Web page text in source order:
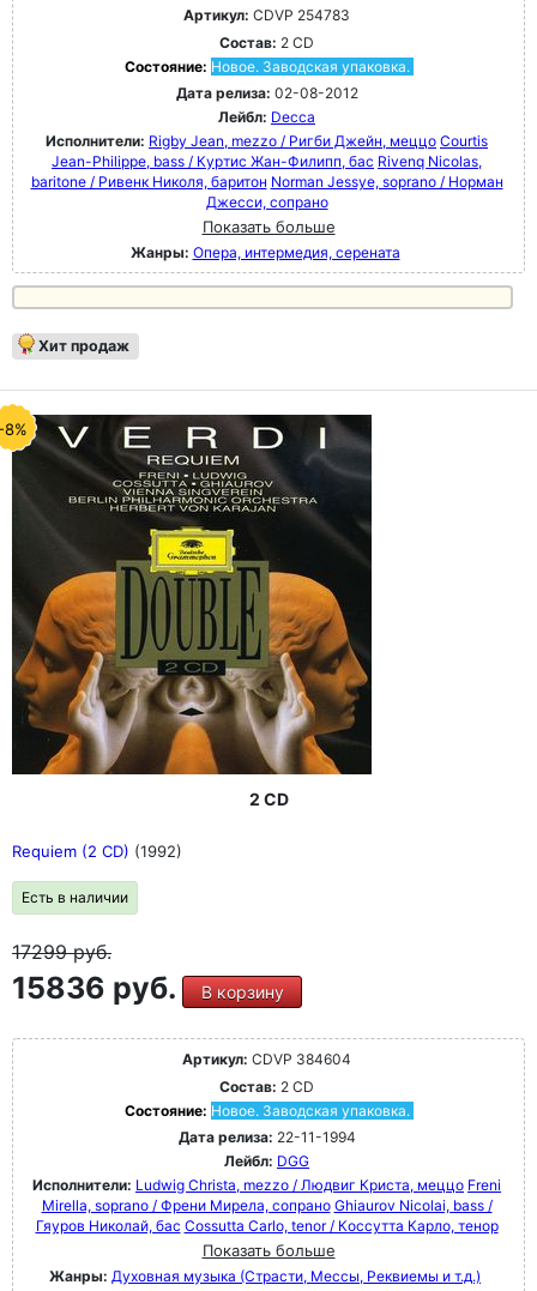
Артикул: CDVP 254783
Состав: 2 CD
Состояние: Новое. Заводская упаковка.
Дата релиза: 02-08-2012
Лейбл: Decca
Исполнители: Rigby Jean, mezzo / Ригби Джейн, меццо Courtis
Jean-Philippe, bass / Куртис Жан-Филипп, бас Rivenq Nicolas,
baritone / Ривенк Николя, баритон Norman Jessye, soprano / Норман
Джесси, сопрано
Показать больше
Жанры: Опера, интермедия, серената
Хит продаж
8%
2 CD
Requiem (2 CD) (1992)
Есть в наличии
17299руб.
15836 руб. В корзину
Артикул: CDVP 384604
Состав: 2 CD
Состояние: Новое. Заводская упаковка.
Дата релиза: 22-11-1994
Лейбл: DGG
Исполнители: Ludwig Christa, mezzo / Людвиг Криста, меццо Freni
Mirella, soprano / Френи Мирела, сопрано Ghiaurov Nicolai, bass /
Гяуров Николай, бас Cossutta Carlo, tenor / Коссутта Карло, тенор
Показать больше
Жанры: Духовная музыка (Страсти, Мессы, Реквиемы и т.д.)